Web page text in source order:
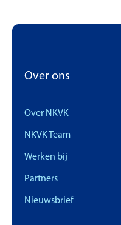
Over ons
Over NKVK
NKVK Team
Werken bij
Partners
Nieuwsbrief